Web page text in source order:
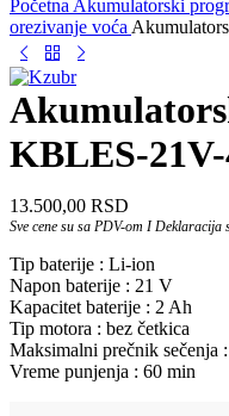
Početna Akumulatorski
orezivanje voća
KBLES-
13.500,00 RSD
Sve cene su sa PDV-om I
Tip baterije : Li-ion
Napon baterije : 21 V
Kapacitet baterije : 2 Ah
Tip motora : bez četkica
Maksimalni prečnik sečenja
Vreme punjenja : 60 min